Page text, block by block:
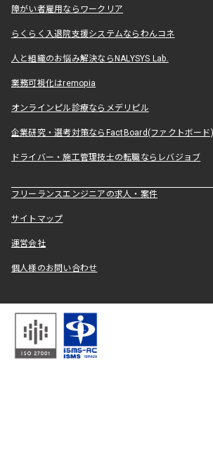
障がい者雇用ならワークリア
らくらく入退院支援システムならわんコネ
人と組織のお悩み解決ならNALYSYS Lab.
業務可視化はremopia
オンラインピル診療ならメデリピル
企業研究・選考対策ならFactBoard(ファクトボード)
ドライバー・施工管理技士の転職ならレバジョブ
フリーランスエンジニアの求人・案件
サイトマップ
運営会社
個人様のお問い合わせ